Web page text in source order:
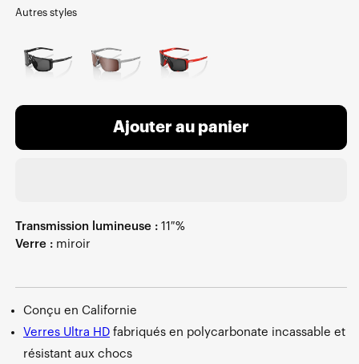
Autres styles
Ajouter au panier
Transmission lumineuse : 11 %
Verre : miroir
Conçu en Californie
Verres Ultra HD fabriqués en polycarbonate incassable et
résistant aux chocs